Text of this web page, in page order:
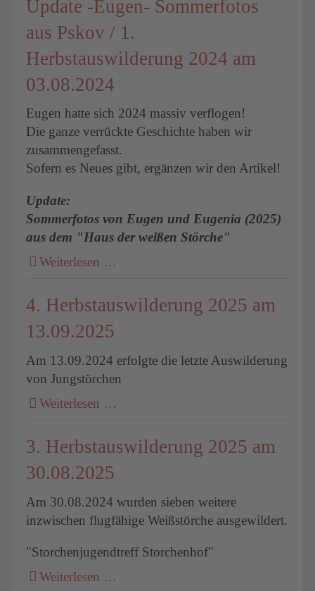
Update -Eugen- Sommerfotos
aus Pskov / 1.
Herbstauswilderung 2024 am
03.08.2024
Eugen hatte sich 2024 massiv verflogen!
Die ganze verrückte Geschichte haben wir
zusammengefasst.
Sofern es Neues gibt, ergänzen wir den Artikel!
Update:
Sommerfotos von Eugen und Eugenia (2025)
aus dem "Haus der weißen Störche"
Weiterlesen …
4. Herbstauswilderung 2025 am
13.09.2025
Am 13.09.2024 erfolgte die letzte Auswilderung
von Jungstörchen
Weiterlesen …
3. Herbstauswilderung 2025 am
30.08.2025
Am 30.08.2024 wurden sieben weitere
inzwischen flugfähige Weißstörche ausgewildert.
"Storchenjugendtreff Storchenhof"
Weiterlesen …